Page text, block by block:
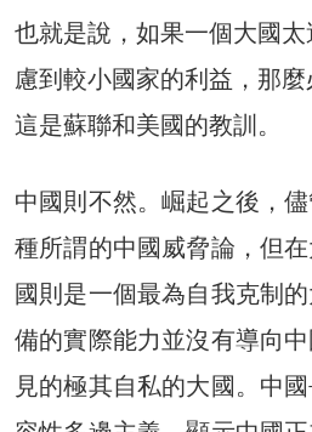
也就是說，如果一個大國
慮到較小國家的利益，那麼
這是蘇聯和美國的教訓。
中國則不然。崛起之後，
種所謂的中國威脅論，但
國則是一個最為自我克制
備的實際能力並沒有導向
見的極其自私的大國。中